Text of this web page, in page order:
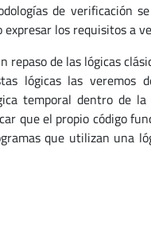
de verificación
expresar los requisitos a
repaso de las lógicas
lógicas las
temporal dentro de
que el propio código
que utilizan una